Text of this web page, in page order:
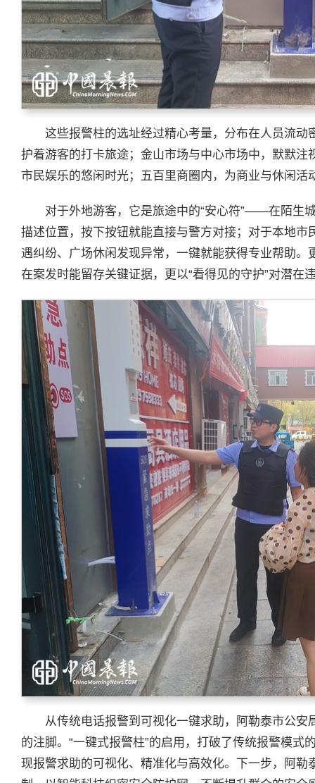
这些报警柱的选址经过精心考量，分布在人员流
护着游客的打卡旅途；金山市场与中心市场中，默默
市民娱乐的悠闲时光；五百里商圈内，为商业与休闲活
对于外地游客，它是旅途中的“安心符”——在陌生
描述位置，按下按钮就能直接与警方对接；对于本地
遇纠纷、广场休闲发现异常，一键就能获得专业帮助
在案发时能留存关键证据，更以“看得见的守护”对潜在
从传统电话报警到可视化一键求助，阿勒泰市公
的注脚。“一键式报警柱”的启用，打破了传统报警模式
现报警求助的可视化、精准化与高效化。下一步，阿勒